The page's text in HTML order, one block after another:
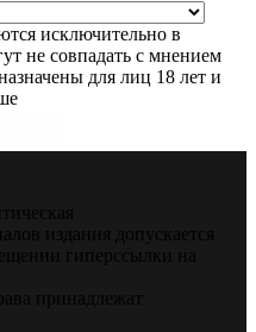
исключительно в
не совпадать с мнением
для лиц 18 лет и
издания допускается
гиперссылки на
принадлежат